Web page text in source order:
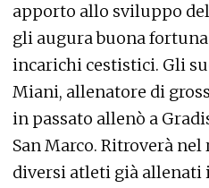
apporto allo sviluppo
gli augura buona
incarichi cestistici. Gli
Miani, allenatore di
in passato allenò a
San Marco. Ritroverà
diversi atleti già allenati